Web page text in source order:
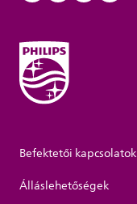
Befektetői kapcsolatok
Álláslehetőségek